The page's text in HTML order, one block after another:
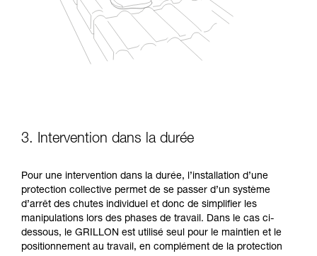
3. Intervention dans la durée
Pour une intervention dans la durée, l’installation d’une
protection collective permet de se passer d’un système
d’arrêt des chutes individuel et donc de simpliﬁer les
manipulations lors des phases de travail. Dans le cas ci-
dessous, le GRILLON est utilisé seul pour le maintien et le
positionnement au travail, en complément de la protection